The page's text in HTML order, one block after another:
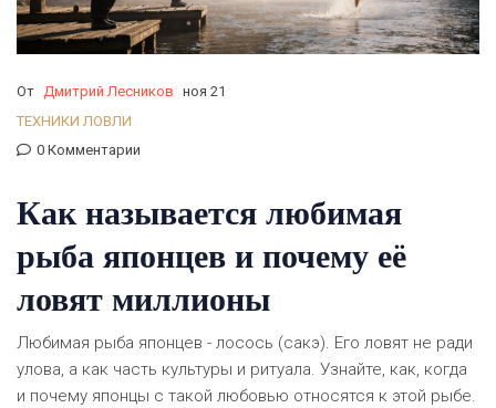
От Дмитрий Лесников ноя 21
ТЕХНИКИ ЛОВЛИ
0 Комментарии
Как называется любимая
рыба японцев и почему её
ловят миллионы
Любимая рыба японцев - лосось (сакэ). Его ловят не ради
улова, а как часть культуры и ритуала. Узнайте, как, когда
и почему японцы с такой любовью относятся к этой рыбе.